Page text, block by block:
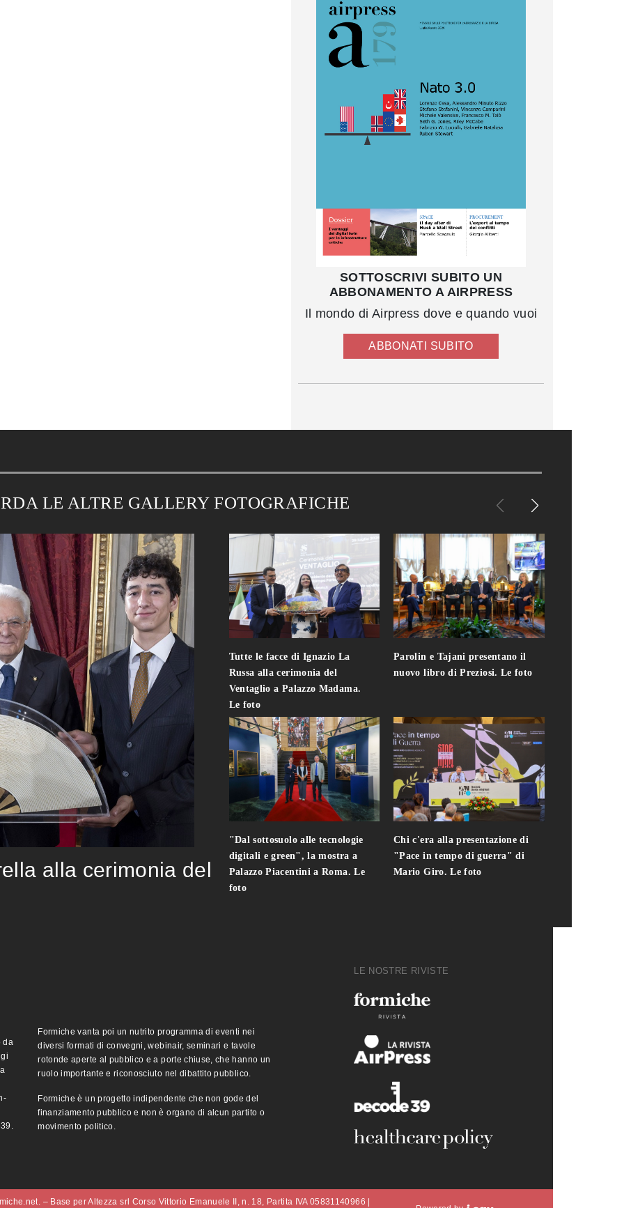
SOTTOSCRIVI SUBITO UN
ABBONAMENTO A AIRPRESS
Il mondo di Airpress dove e quando vuoi
ABBONATI SUBITO
LE ALTRE GALLERY FOTOGRAFICHE
alla cerimonia del
Tutte le facce di Ignazio La
Russa alla cerimonia del
Ventaglio a Palazzo Madama.
Le foto
"Dal sottosuolo alle tecnologie
digitali e green", la mostra a
Palazzo Piacentini a Roma. Le
foto
Parolin e Tajani presentano il
nuovo libro di Preziosi. Le foto
Chi c'era alla presentazione di
"Pace in tempo di guerra" di
Mario Giro. Le foto
da
Formiche vanta poi un nutrito programma di eventi nei
diversi formati di convegni, webinair, seminari e tavole
rotonde aperte al pubblico e a porte chiuse, che hanno un
ruolo importante e riconosciuto nel dibattito pubblico.
Formiche è un progetto indipendente che non gode del
finanziamento pubblico e non è organo di alcun partito o
movimento politico.
LE NOSTRE RIVISTE
– Base per Altezza srl Corso Vittorio Emanuele II, n. 18, Partita IVA 05831140966 |